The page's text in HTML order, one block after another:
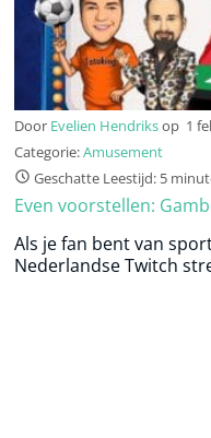
Door Evelien Hendriksop 1
Categorie:Amusement
Geschatte Leestijd: 5
Even voorstellen:
Als je fan bent van
Nederlandse Twitch